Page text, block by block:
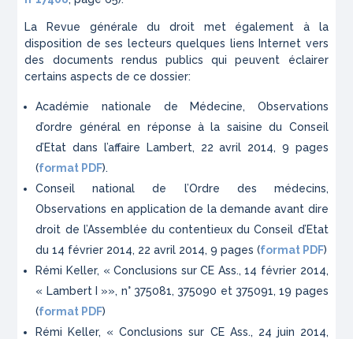
LaRevue générale du droit met également à la
disposition de ses lecteurs quelques liens Internet vers
des documents rendus publics qui peuvent éclairer
certains aspects de ce dossier:
Académie nationale de Médecine, Observations
d’ordre général en réponse à la saisine du Conseil
d’Etat dans l’affaire Lambert, 22 avril 2014, 9 pages
(format PDF).
Conseil national de l’Ordre des médecins,
Observations en application de la demande avant dire
droit de l’Assemblée du contentieux du Conseil d’Etat
du 14 février 2014, 22 avril 2014, 9 pages (format PDF)
Rémi Keller, « Conclusions sur CE Ass., 14 février 2014,
« Lambert I »», n° 375081, 375090 et 375091, 19 pages
(format PDF)
Rémi Keller, « Conclusions sur CE Ass., 24 juin 2014,